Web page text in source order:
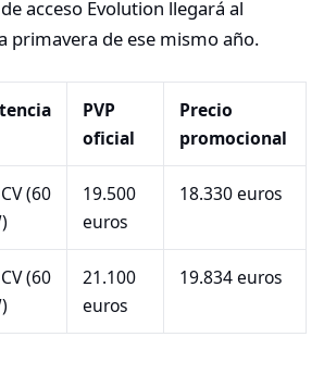
acceso Evolution llegará al
primavera de ese mismo año.
PVP
oficial
Precio
promocional
(60
19.500
euros
18.330 euros
(60
21.100
euros
19.834 euros